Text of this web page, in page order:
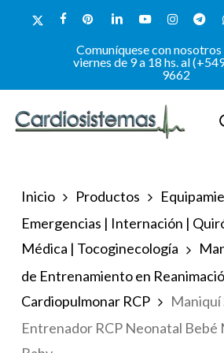
content
x-
facebookpinterestlinkedinyoutubeinstagram
Comuníquese con nosotros
viernes de 9 a 18 hs. al
9662
Inicio Productos
Emergencias | Internación |
Médica | Tocoginecología
de Entrenamiento en
Cardiopulmonar RCP
Maniquí
Entrenador RCP Neonatal Bebé